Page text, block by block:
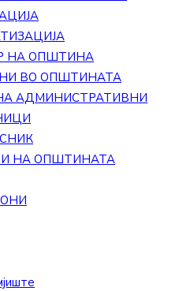
НА ОПШТИНА
ВО ОПШТИНАТА
АДМИНИСТРАТИВНИ
НА ОПШТИНАТА